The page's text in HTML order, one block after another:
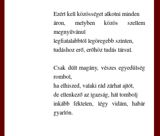
Ezért kell közösséget alkotni minden
áron, melyben közös szellem
megnyilvánul
legfiatalabbtól legöregebb szinten,
tudáshoz erő, erőhöz tudás társul.
Csak dúlt magány, vészes egyedülség
rombol,
ha elhiszed, valaki rád zárhat ajtót,
de ellenkező az igazság, hát tombolj
inkább féktelen, légy vidám, habár
gyarlón.